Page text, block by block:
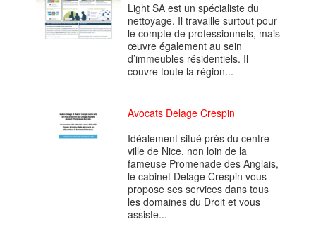
Light SA est un spécialiste du
nettoyage. Il travaille surtout pour
le compte de professionnels, mais
œuvre également au sein
d’immeubles résidentiels. Il
couvre toute la région...
Avocats Delage Crespin
Idéalement situé près du centre
ville de Nice, non loin de la
fameuse Promenade des Anglais,
le cabinet Delage Crespin vous
propose ses services dans tous
les domaines du Droit et vous
assiste...